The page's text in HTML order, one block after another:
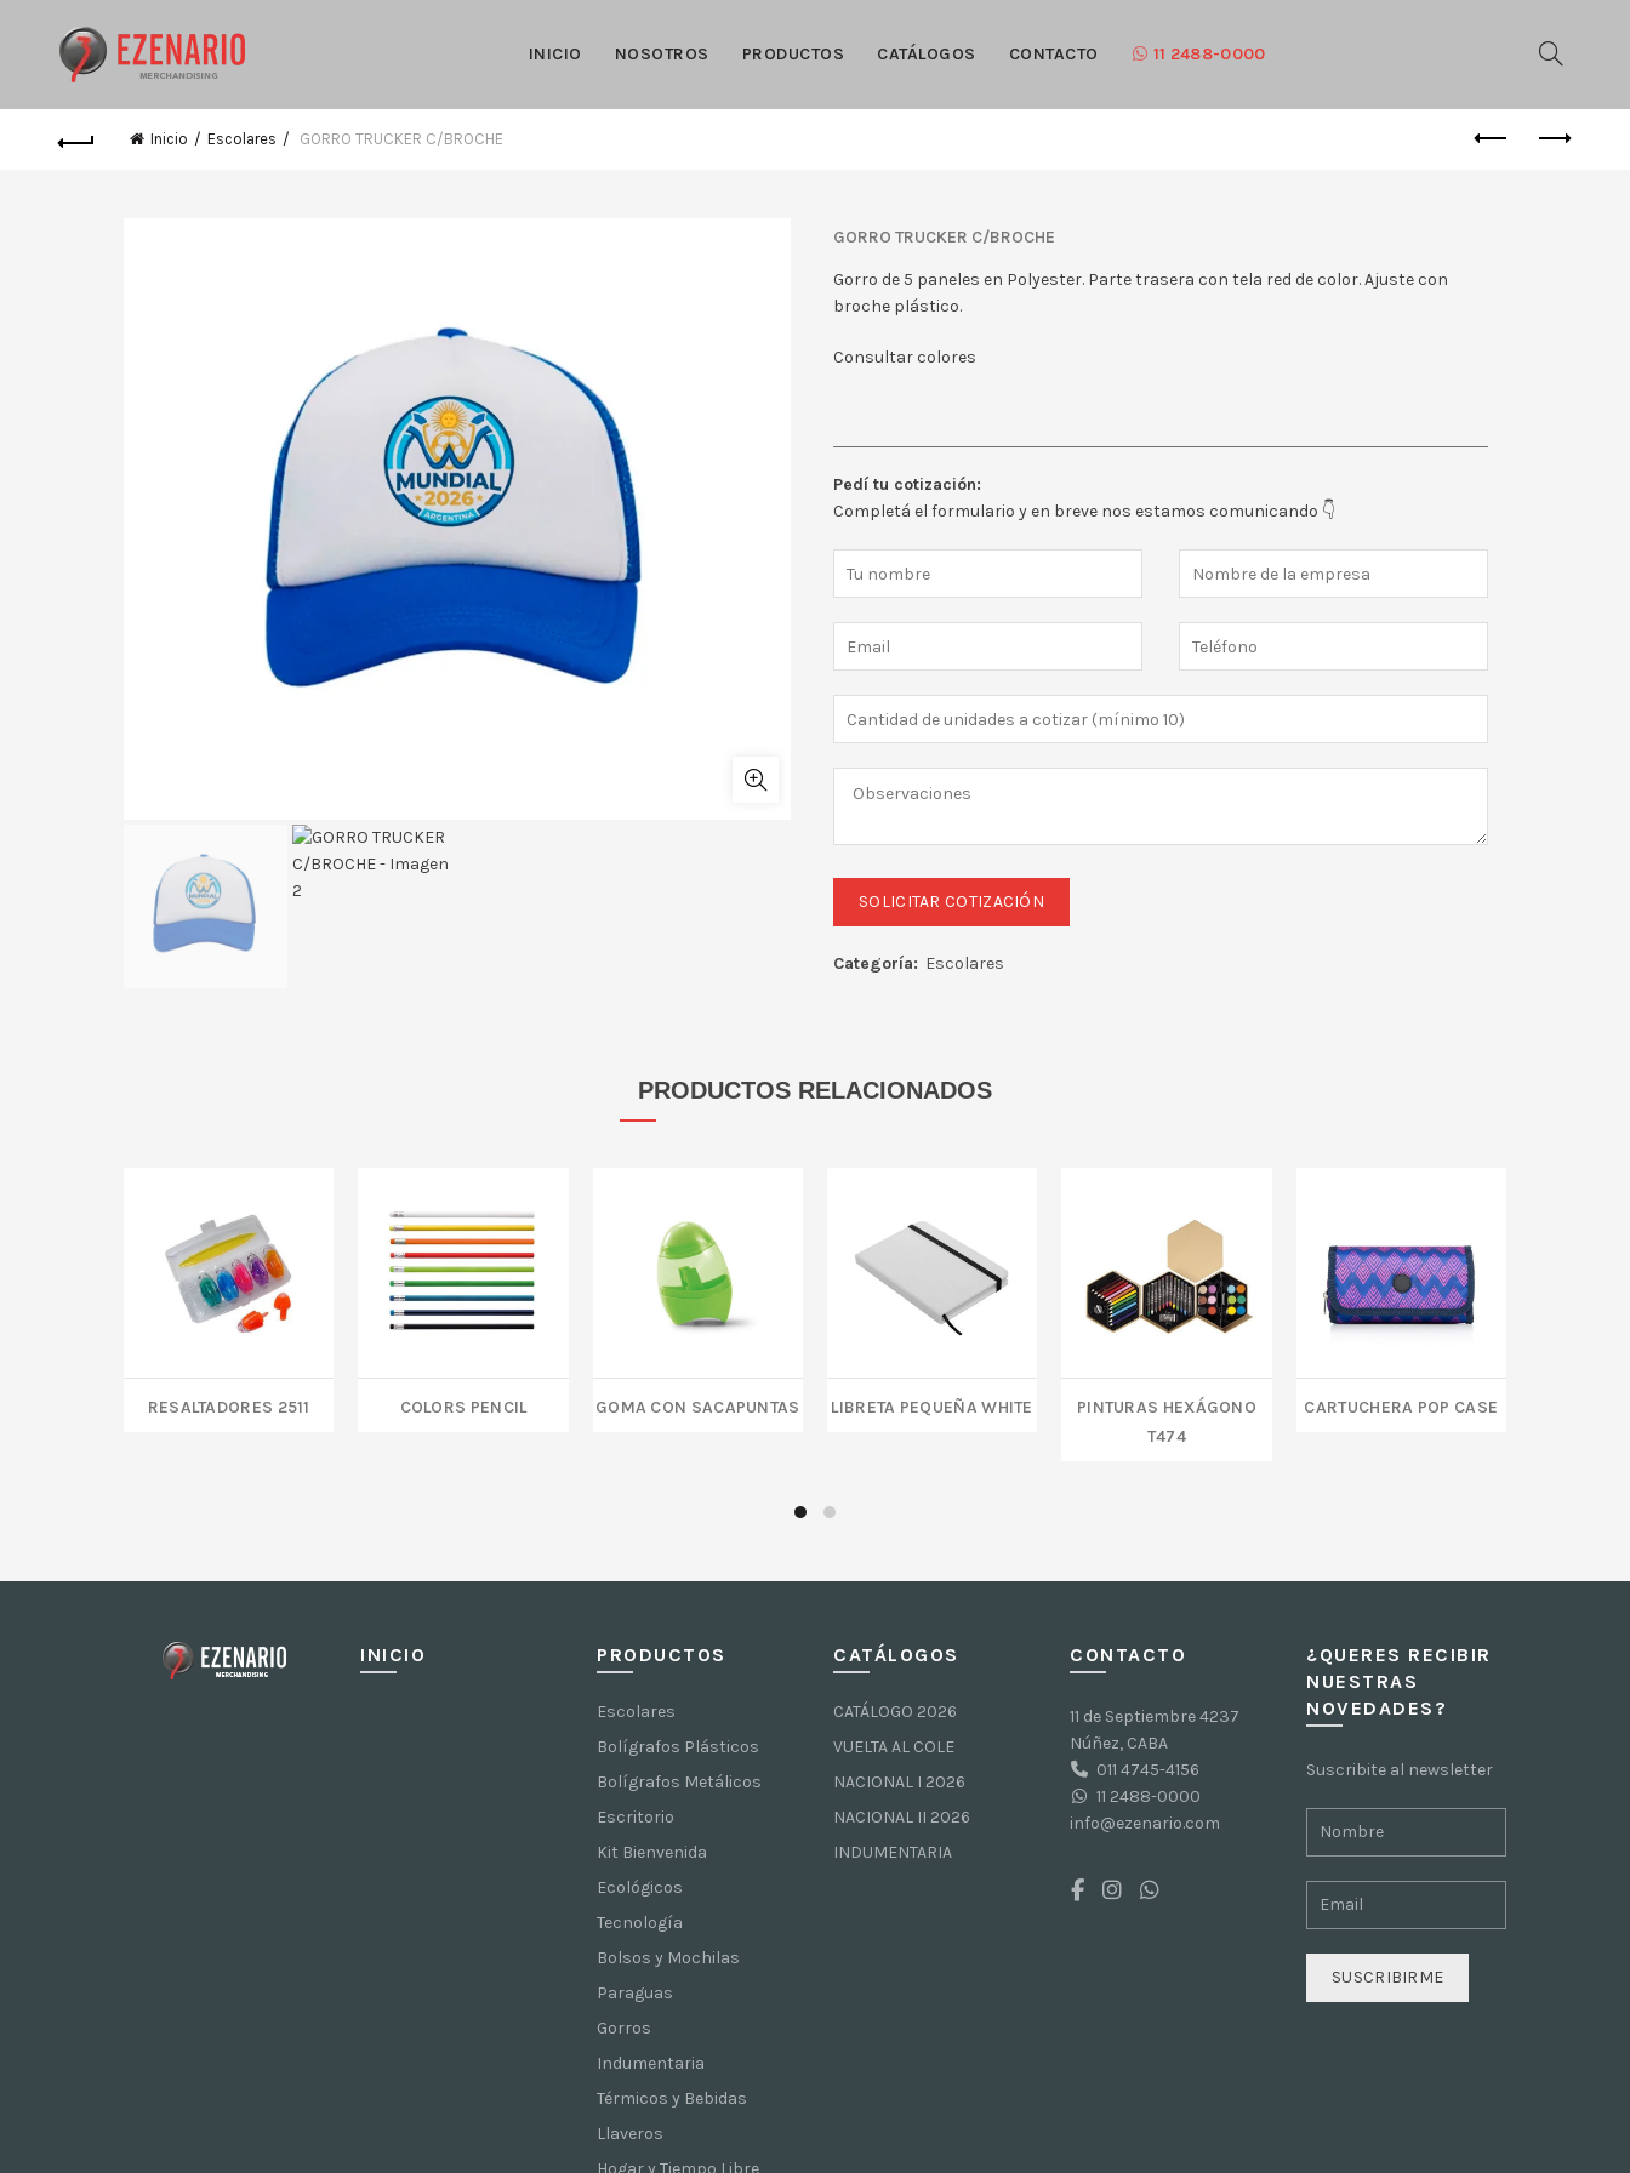
INICIO NOSOTROS PRODUCTOS CATÁLOGOS CONTACTO 11 2488-0000
Inicio Escolares GORRO TRUCKER C/BROCHE
GORRO TRUCKER C/BROCHE
Gorro de 5 paneles en Polyester. Parte trasera con tela red de color. Ajuste con
broche plástico.
Consultar colores
Pedí tu cotización:
Completá el formulario y en breve nos estamos comunicando 👇
Categoría: Escolares
PRODUCTOS RELACIONADOS
RESALTADORES 2511 COLORS PENCIL GOMA CON SACAPUNTAS LIBRETA PEQUEÑA WHITE
PINTURAS HEXÁGONO
T474
CARTUCHERA POP CASE
INICIO PRODUCTOS
Escolares
Bolígrafos Plásticos
Bolígrafos Metálicos
Escritorio
Kit Bienvenida
Ecológicos
Tecnología
Bolsos y Mochilas
Paraguas
Gorros
Indumentaria
Térmicos y Bebidas
Llaveros
Hogar y Tiempo Libre
CATÁLOGOS
CATÁLOGO 2026
VUELTA AL COLE
NACIONAL I 2026
NACIONAL II 2026
INDUMENTARIA
CONTACTO
11 de Septiembre 4237
Núñez, CABA
011 4745-4156
11 2488-0000
info@ezenario.com
¿QUERES RECIBIR
NUESTRAS
NOVEDADES?
Suscribite al newsletter